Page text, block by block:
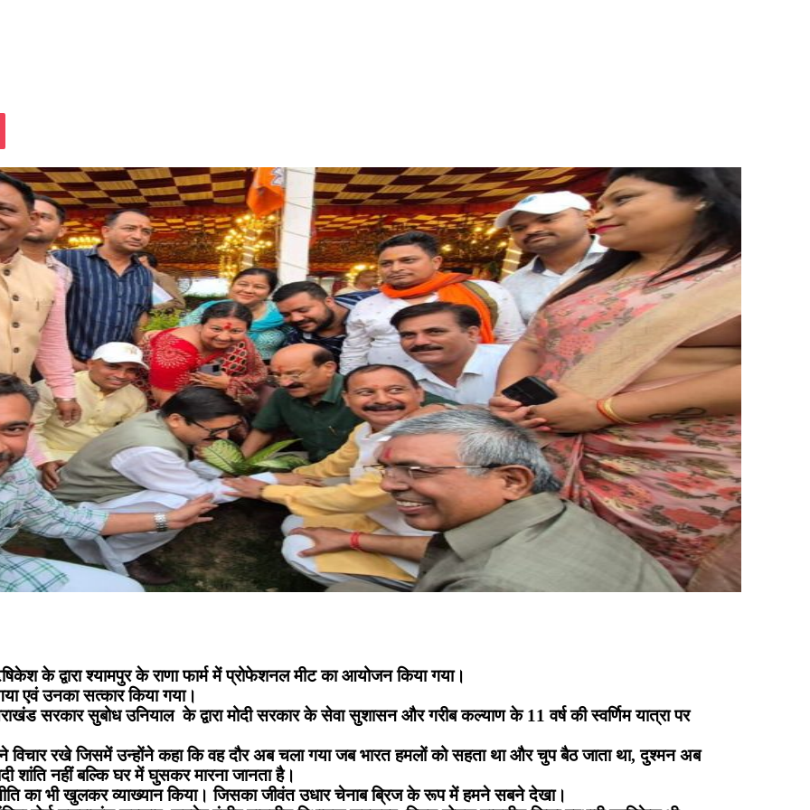
Pocket
के द्वारा श्यामपुर के राणा फार्म में प्रोफेशनल मीट का आयोजन किया गया।
एवं उनका सत्कार किया गया।
सरकार सुबोध उनियाल के द्वारा मोदी सरकार के सेवा सुशासन और गरीब कल्याण के 11 वर्ष की स्वर्णिम यात्रा पर
रखे जिसमें उन्होंने कहा कि वह दौर अब चला गया जब भारत हमलों को सहता था और चुप बैठ जाता था, दुश्मन अब
शांति नहीं बल्कि घर में घुसकर मारना जानता है।
का भी खुलकर व्याख्यान किया। जिसका जीवंत उधार चेनाब ब्रिज के रूप में हमने सबने देखा।